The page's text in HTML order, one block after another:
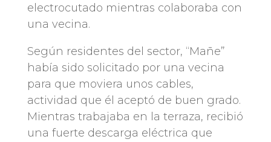
electrocutado mientras colaboraba con
una vecina.
Según residentes del sector, “Mañe”
había sido solicitado por una vecina
para que moviera unos cables,
actividad que él aceptó de buen grado.
Mientras trabajaba en la terraza, recibió
una fuerte descarga eléctrica que